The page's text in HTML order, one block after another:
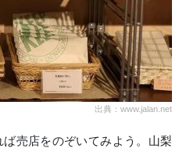
出典：www.jalan.net
売店をのぞいてみよう。山梨